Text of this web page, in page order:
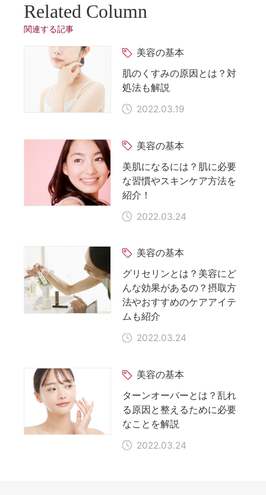
Related Column
関連する記事
美容の基本
肌のくすみの原因とは？対
処法も解説
2022.03.19
美容の基本
美肌になるには？肌に必要
な習慣やスキンケア方法を
紹介！
2022.03.24
美容の基本
グリセリンとは？美容にど
んな効果があるの？摂取方
法やおすすめのケアアイテ
ムも紹介
2022.03.24
美容の基本
ターンオーバーとは？乱れ
る原因と整えるために必要
なことを解説
2022.03.24